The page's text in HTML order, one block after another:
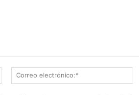
Nombre:*